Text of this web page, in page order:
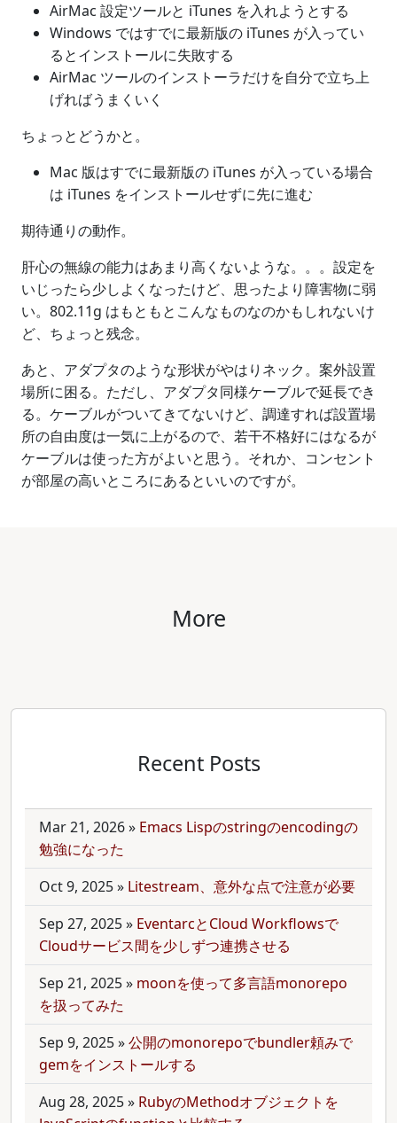
AirMac 設定ツールと iTunes を入れようとする
Windows ではすでに最新版の iTunes が入ってい
るとインストールに失敗する
AirMac ツールのインストーラだけを自分で立ち上
げればうまくいく
ちょっとどうかと。
Mac 版はすでに最新版の iTunes が入っている場合
は iTunes をインストールせずに先に進む
期待通りの動作。
肝心の無線の能力はあまり高くないような。。。設定を
いじったら少しよくなったけど、思ったより障害物に弱
い。802.11g はもともとこんなものなのかもしれないけ
ど、ちょっと残念。
あと、アダプタのような形状がやはりネック。案外設置
場所に困る。ただし、アダプタ同様ケーブルで延長でき
る。ケーブルがついてきてないけど、調達すれば設置場
所の自由度は一気に上がるので、若干不格好にはなるが
ケーブルは使った方がよいと思う。それか、コンセント
が部屋の高いところにあるといいのですが。
More
Recent Posts
Mar 21, 2026» Emacs Lispのstringのencodingの
勉強になった
Oct 9, 2025» Litestream、意外な点で注意が必要
Sep 27, 2025» EventarcとCloud Workflowsで
Cloudサービス間を少しずつ連携させる
Sep 21, 2025» moonを使って多言語monorepo
を扱ってみた
Sep 9, 2025»公開のmonorepoでbundler頼みで
gemをインストールする
Aug 28, 2025» RubyのMethodオブジェクトを